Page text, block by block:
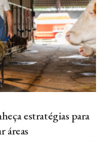
estratégias para
áreas